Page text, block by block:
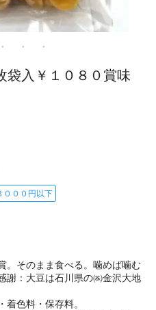
袋入￥１０８０賞味
０００円以下
。そのまま食べる。噛めば噛む
謝：大豆は石川県の㈱金沢大地
色料・保存料。